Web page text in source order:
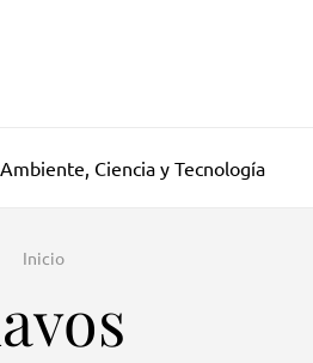
Ambiente, Ciencia y Tecnología
Inicio